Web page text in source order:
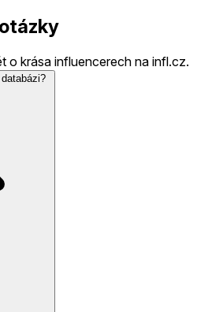
o krása influencerech na infl.cz.